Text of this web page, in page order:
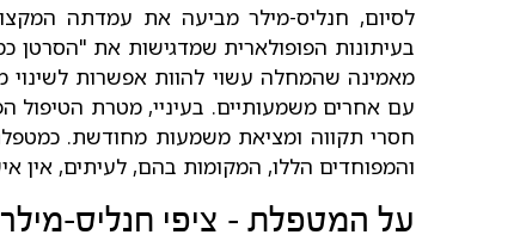
לסיום, חנליס-מילר מביעה את עמדתה
בעיתונות הפופולארית שמדגישות את "הסרטן
מאמינה שהמחלה עשוי להוות אפשרות לשינוי
עם אחרים משמעותיים. בעיניי, מטרת הטיפול
חסרי תקווה ומציאת משמעות מחודשת.
והמפוחדים הללו, המקומות בהם, לעיתים, אין
על המטפלת – ציפי חנליס-מילר